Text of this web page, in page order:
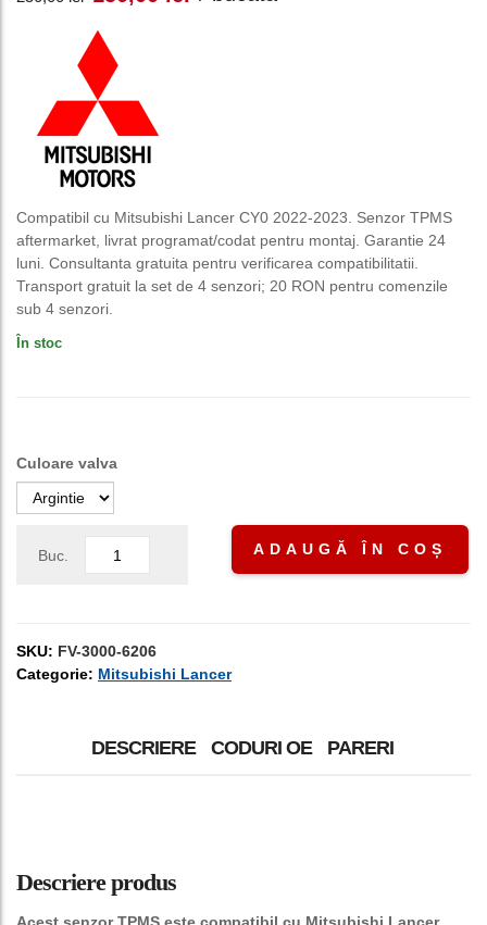
inițial
a
fost:
250,00 lei.
Compatibil cu Mitsubishi Lancer CY0 2022-2023. Senzor TPMS
aftermarket, livrat programat/codat pentru montaj. Garantie 24
luni. Consultanta gratuita pentru verificarea compatibilitatii.
Transport gratuit la set de 4 senzori; 20 RON pentru comenzile
sub 4 senzori.
În stoc
Culoare valva
Buc. ADAUGĂ ÎN COȘ
SKU: FV-3000-6206
Categorie: Mitsubishi Lancer
DESCRIERE CODURI OE PARERI
Descriere produs